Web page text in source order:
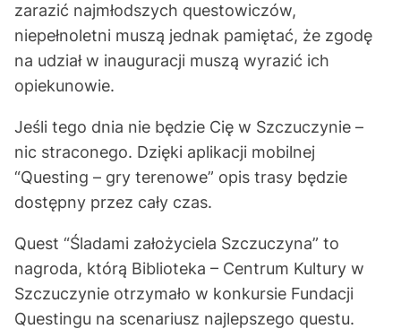
zarazić najmłodszych questowiczów,
niepełnoletni muszą jednak pamiętać, że zgodę
na udział w inauguracji muszą wyrazić ich
opiekunowie.
Jeśli tego dnia nie będzie Cię w Szczuczynie –
nic straconego. Dzięki aplikacji mobilnej
“Questing – gry terenowe” opis trasy będzie
dostępny przez cały czas.
Quest “Śladami założyciela Szczuczyna” to
nagroda, którą Biblioteka – Centrum Kultury w
Szczuczynie otrzymało w konkursie Fundacji
Questingu na scenariusz najlepszego questu.